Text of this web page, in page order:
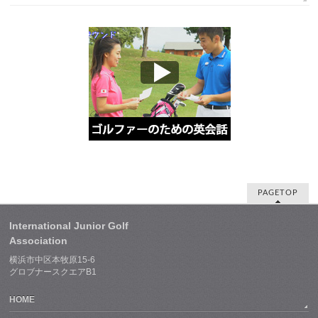
PAGETOP
International Junior Golf
Association
横浜市中区本牧原15-6
グロブナースクエアB1
HOME